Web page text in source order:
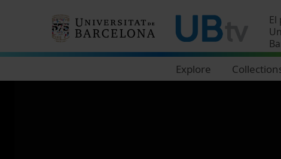
Explore